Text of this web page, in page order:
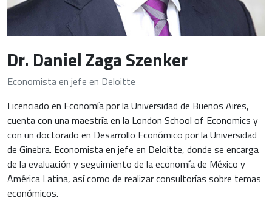
Dr. Daniel Zaga Szenker
Economista en jefe en Deloitte
Licenciado en Economía por la Universidad de Buenos Aires,
cuenta con una maestría en la London School of Economics y
con un doctorado en Desarrollo Económico por la Universidad
de Ginebra. Economista en jefe en Deloitte, donde se encarga
de la evaluación y seguimiento de la economía de México y
América Latina, así como de realizar consultorías sobre temas
económicos.